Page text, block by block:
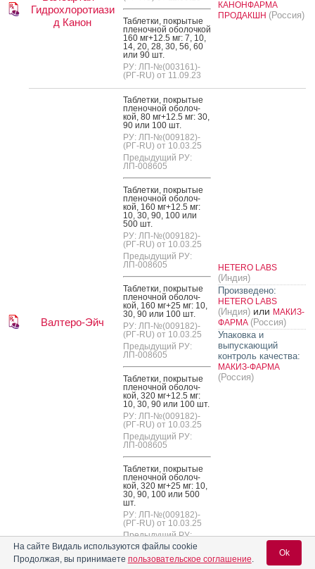
Гидрохлоротиази
д Канон
Таб­летки, пок­ры­тые
пле­ноч­ной обо­лоч­кой
160 мг+12.5 мг: 7, 10,
14, 20, 28, 30, 56, 60
или 90 шт.
РУ: ЛП-№(003161)-
(РГ-RU) от 11.09.23
КАНОНФАРМА
ПРОДАКШН (Россия)
Валтеро-Эйч
Таб­летки, пок­ры­тые
пле­ноч­ной обо­лоч­
кой, 80 мг+12.5 мг: 30,
90 или 100 шт.
РУ: ЛП-№(009182)-
(РГ-RU) от 10.03.25
Предыдущий РУ:
ЛП-008605
Таб­летки, пок­ры­тые
пле­ноч­ной обо­лоч­
кой, 160 мг+12.5 мг:
10, 30, 90, 100 или
500 шт.
РУ: ЛП-№(009182)-
(РГ-RU) от 10.03.25
Предыдущий РУ:
ЛП-008605
Таб­летки, пок­ры­тые
пле­ноч­ной обо­лоч­
кой, 160 мг+25 мг: 10,
30, 90 или 100 шт.
РУ: ЛП-№(009182)-
(РГ-RU) от 10.03.25
Предыдущий РУ:
ЛП-008605
Таб­летки, пок­ры­тые
пле­ноч­ной обо­лоч­
кой, 320 мг+12.5 мг:
10, 30, 90 или 100 шт.
РУ: ЛП-№(009182)-
(РГ-RU) от 10.03.25
Предыдущий РУ:
ЛП-008605
Таб­летки, пок­ры­тые
пле­ноч­ной обо­лоч­
кой, 320 мг+25 мг: 10,
30, 90, 100 или 500
шт.
РУ: ЛП-№(009182)-
(РГ-RU) от 10.03.25
Предыдущий РУ:
ЛП-008605
HETERO LABS
(Индия)
Произведено:
HETERO LABS
(Индия) или МАКИЗ-
ФАРМА (Россия)
Упаковка и
выпускающий
контроль качества:
МАКИЗ-ФАРМА
(Россия)
На сайте Видаль используются файлы cookie
Продолжая, вы принимаете пользовательское соглашение.
Ok